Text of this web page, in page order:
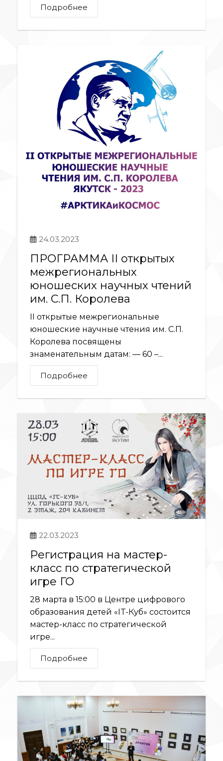
Подробнее
24.03.2023
ПРОГРАММА II открытых
межрегиональных
юношеских научных чтений
им. С.П. Королева
II открытые межрегиональные
юношеские научные чтения им. С.П.
Королева посвящены
знаменательным датам: — 60 –...
Подробнее
22.03.2023
Регистрация на мастер-
класс по стратегической
игре ГО
28 марта в 15:00 в Центре цифрового
образования детей «IT-Куб» состоится
мастер-класс по стратегической
игре...
Подробнее